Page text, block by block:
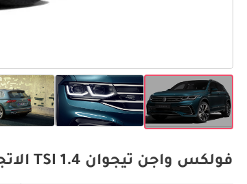
فولكس واجن تيجوان 1.4 TSI الاتجاه المواصفات الأساسية